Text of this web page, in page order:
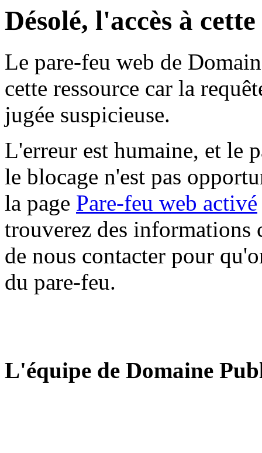
Désolé, l'accès à
Le pare-feu web de
cette ressource car la
jugée suspicieuse.
L'erreur est humaine, et le
le blocage n'est pas
la page Pare-feu web activé
trouverez des informations
de nous contacter pour
du pare-feu.
L'équipe de Domaine